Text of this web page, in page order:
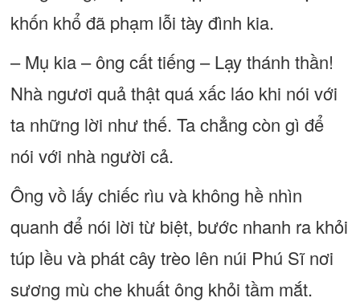
khốn khổ đã phạm lỗi tày đình kia.
– Mụ kia – ông cất tiếng – Lạy thánh thần!
Nhà ngươi quả thật quá xấc láo khi nói với
ta những lời như thế. Ta chẳng còn gì để
nói với nhà người cả.
Ông vồ lấy chiếc rìu và không hề nhìn
quanh để nói lời từ biệt, bước nhanh ra khỏi
túp lều và phát cây trèo lên núi Phú Sĩ nơi
sương mù che khuất ông khỏi tầm mắt.